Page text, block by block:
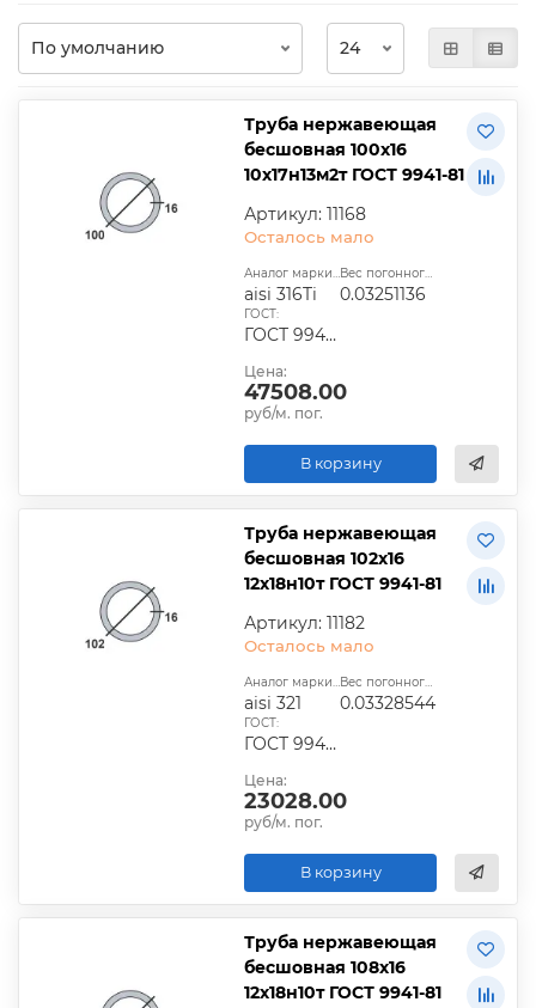
Труба нержавеющая
бесшовная 100х16
10х17н13м2т ГОСТ 9941-81
Артикул: 11168
Осталось мало
Аналог марки стали:
aisi 316Ti
Вес погонного метра, т.:
0.03251136
ГОСТ:
ГОСТ 9940-81, ГОСТ 9941-81, ГОСТ 24030-80, ГОСТ 10498-82
Цена:
47508.00
руб/м. пог.
В корзину
Труба нержавеющая
бесшовная 102х16
12х18н10т ГОСТ 9941-81
Артикул: 11182
Осталось мало
Аналог марки стали:
aisi 321
Вес погонного метра, т.:
0.03328544
ГОСТ:
ГОСТ 9940-81, ГОСТ 9941-81, ГОСТ 24030-80, ГОСТ 10498-82
Цена:
23028.00
руб/м. пог.
В корзину
Труба нержавеющая
бесшовная 108х16
12х18н10т ГОСТ 9941-81